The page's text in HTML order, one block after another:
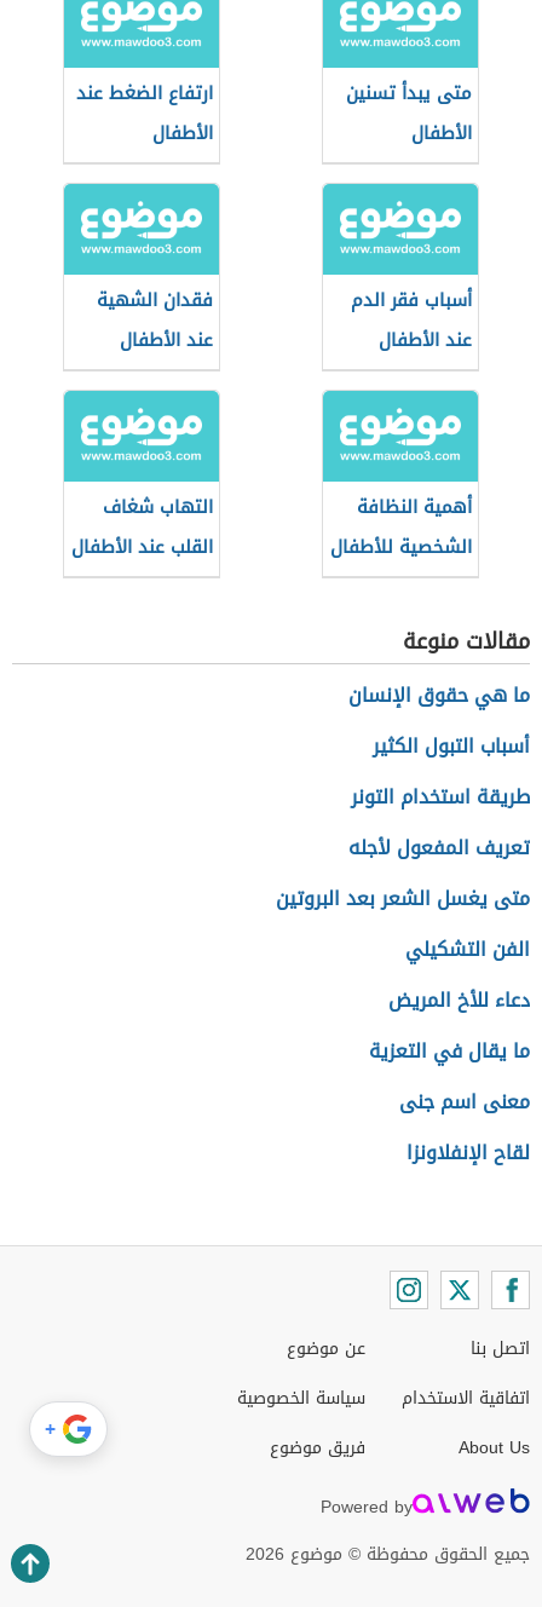
متى يبدأ تسنين
الأطفال
ارتفاع الضغط عند
الأطفال
أسباب فقر الدم
عند الأطفال
فقدان الشهية
عند الأطفال
أهمية النظافة
الشخصية للأطفال
التهاب شغاف
القلب عند الأطفال
مقالات منوعة
ما هي حقوق الإنسان
أسباب التبول الكثير
طريقة استخدام التونر
تعريف المفعول لأجله
متى يغسل الشعر بعد البروتين
الفن التشكيلي
دعاء للأخ المريض
ما يقال في التعزية
معنى اسم جنى
لقاح الإنفلاونزا
اتصل بنا
اتفاقية الاستخدام
About Us
عن موضوع
سياسة الخصوصية
فريق موضوع
Powered by
جميع الحقوق محفوظة © موضوع 2026
+